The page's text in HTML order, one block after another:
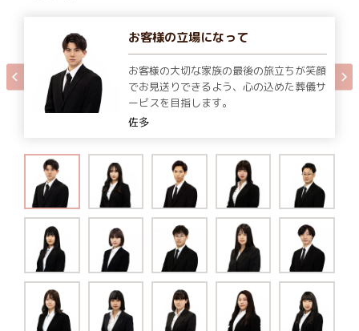
お客様の立場になって
お客様の大切な家族の最後の旅立ちが笑顔
でお見送りできるよう、心の込めた葬儀サ
ービスを目指します。
佐多